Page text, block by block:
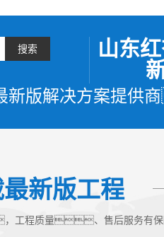
搜索 山东
新版解决方案提供
新版工程
，工程质量、售后服务